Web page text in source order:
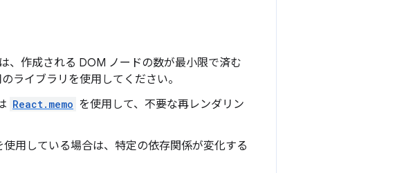
、作成される DOM ノードの数が最小限で済む
ライブラリを使用してください。
React.memo を使用して、不要な再レンダリン
使用している場合は、特定の依存関係が変化する